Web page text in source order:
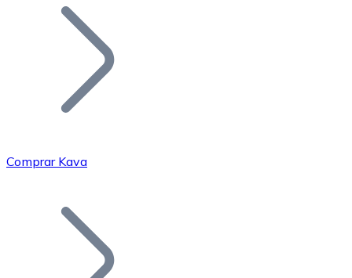
Añade tu proyecto a nuestro ecosistema.
Bitcoin
Comprar Kava